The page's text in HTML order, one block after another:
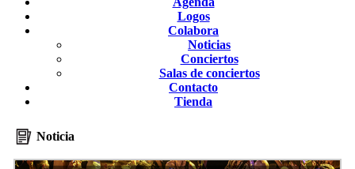
Logos
Colabora
Noticias
Conciertos
Salas de conciertos
Contacto
Tienda
Noticia